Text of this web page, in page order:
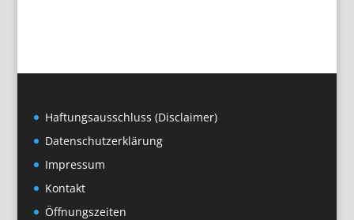
Haftungsausschluss (Disclaimer)
Datenschutzerklärung
Impressum
Kontakt
Öffnungszeiten